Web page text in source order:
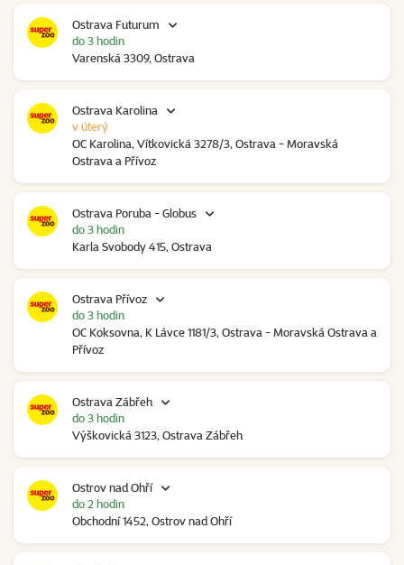
Ostrava Futurum
Varenská 3309, Ostrava
do 3 hodin
Ostrava Karolina
OC Karolina, Vítkovická 3278/3, Ostrava - Moravská
Ostrava a Přívoz
v úterý
Ostrava Poruba - Globus
Karla Svobody 415, Ostrava
do 3 hodin
Ostrava Přívoz
OC Koksovna, K Lávce 1181/3, Ostrava - Moravská Ostrava a
Přívoz
do 3 hodin
Ostrava Zábřeh
Výškovická 3123, Ostrava Zábřeh
do 3 hodin
Ostrov nad Ohří
Obchodní 1452, Ostrov nad Ohří
do 2 hodin